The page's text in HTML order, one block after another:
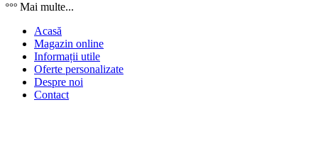
Mai multe...
Acasă
Magazin online
Informații utile
Oferte personalizate
Despre noi
Contact